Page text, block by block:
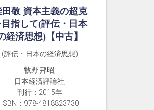
田敬 資本主義の超克
目指して(評伝・日本
経済思想)【中古】
(評伝・日本の経済思想)
牧野 邦昭,
日本経済評論社,
刊行：2015年
ISBN：978-4818823730